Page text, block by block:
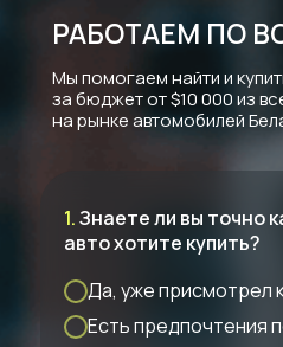
РАБОТАЕМ ПО
Да, уже присмотрел
Есть предпочтения
1.Знаете ли вы точно
авто хотите купить?
Мы помогаем найти и
за бюджет от $10 000 из
на рынке автомобилей